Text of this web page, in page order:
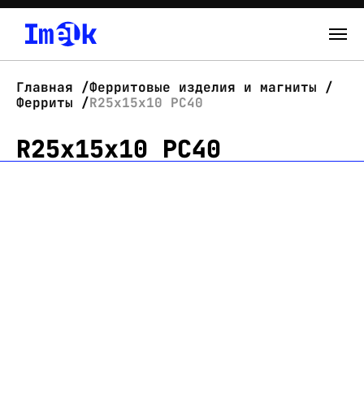
О нас
Новости
Главная
Ферритовые изделия и магниты
Ферриты
R25x15x10 PC40
R25x15x10 PC40